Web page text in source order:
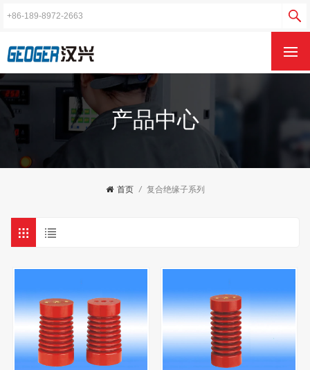
产品中心
首页 / 复合绝缘子系列